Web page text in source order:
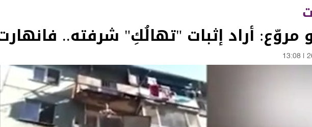
مروّع: أراد إثبات "تهالُكِ" شرفته..
13:08